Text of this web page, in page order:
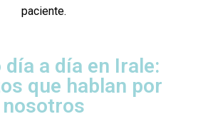
paciente.
a día en Irale:
que hablan por
nosotros